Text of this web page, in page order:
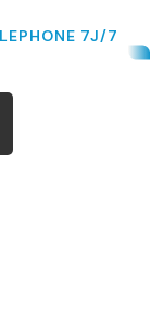
7J/7